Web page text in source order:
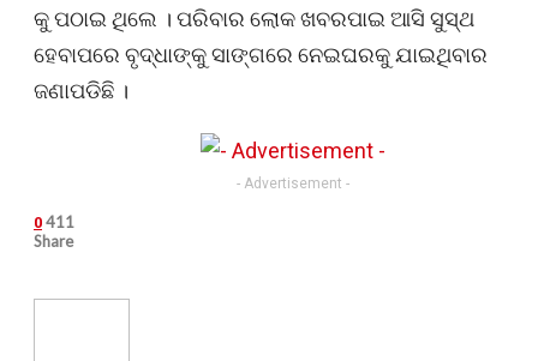
କୁ ପଠାଇ ଥିଲେ । ପରିବାର ଲୋକ ଖବରପାଇ ଆସି ସୁସ୍ଥ
ହେବାପରେ ବୃଦ୍ଧାଙ୍କୁ ସାଙ୍ଗରେ ନେଇଘରକୁ ଯାଇଥିବାର
ଜଣାପଡିଛି ।
- Advertisement -
0 411
Share